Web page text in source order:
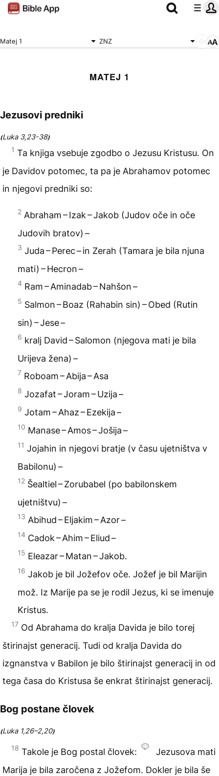
Matej 1 ZNZ
MATEJ 1
Jezusovi predniki
(Luka 3,23-38)
1 Ta knjiga vsebuje zgodbo o Jezusu Kristusu. On
je Davidov potomec, ta pa je Abrahamov potomec
in njegovi predniki so:
2 Abraham – Izak – Jakob (Judov oče in oče
Judovih bratov) –
3 Juda – Perec – in Zerah (Tamara je bila njuna
mati) – Hecron –
4 Ram – Aminadab – Nahšon –
5 Salmon – Boaz (Rahabin sin) – Obed (Rutin
sin) – Jese –
6 kralj David – Salomon (njegova mati je bila
Urijeva žena) –
7 Roboam – Abija – Asa
8 Jozafat – Joram – Uzija –
9 Jotam – Ahaz – Ezekija –
10 Manase – Amos – Jošija –
11 Jojahin in njegovi bratje (v času ujetništva v
Babilonu) –
12 Šealtiel – Zorubabel (po babilonskem
ujetništvu) –
13 Abihud – Eljakim – Azor –
14 Cadok – Ahim – Eliud –
15 Eleazar – Matan – Jakob.
16 Jakob je bil Jožefov oče. Jožef je bil Marijin
mož. Iz Marije pa se je rodil Jezus, ki se imenuje
Kristus.
17 Od Abrahama do kralja Davida je bilo torej
štirinajst generacij. Tudi od kralja Davida do
izgnanstva v Babilon je bilo štirinajst generacij in od
tega časa do Kristusa še enkrat štirinajst generacij.
Bog postane človek
(Luka 1,26–2,20)
18 Takole je Bog postal človek:
Jezusova mati
Marija je bila zaročena z Jožefom. Dokler je bila še